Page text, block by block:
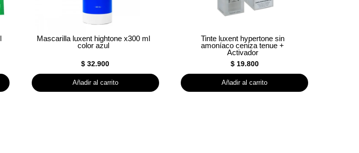
Mascarilla luxent hightone x300 ml
color azul
$ 32.900
Añadir al carrito
Tinte luxent hypertone sin
amoníaco ceniza tenue +
Activador
$19.800
Añadir al carrito